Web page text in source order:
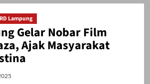
Lampung
Gelar Nobar Film
Ajak Masyarakat